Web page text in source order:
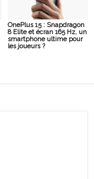
OnePlus 15 : Snapdragon
8 Elite et écran 165 Hz, un
smartphone ultime pour
les joueurs ?